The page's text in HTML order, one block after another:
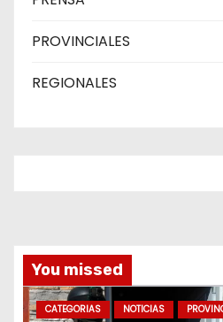
PROVINCIALES
REGIONALES
You missed
CATEGORIAS NOTICIAS